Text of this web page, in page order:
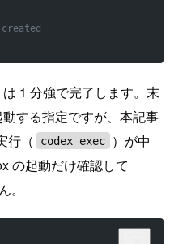
1 分強で完了します。末
する指定ですが、本記事
行（
codex exec
）が中
の起動だけ確認して
。